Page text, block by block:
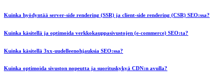
Kuinka hyödyntää server-side rendering (SSR) ja client-side rendering (CSR) SEO:ssa?
Kuinka käsitellä ja optimoida verkkokauppasivustojen (e-commerce) SEO:ta?
Kuinka käsitellä 3xx-uudelleenohjauksia SEO:ssa?
Kuinka optimoida sivuston nopeutta ja suorituskykyä CDN:n avulla?